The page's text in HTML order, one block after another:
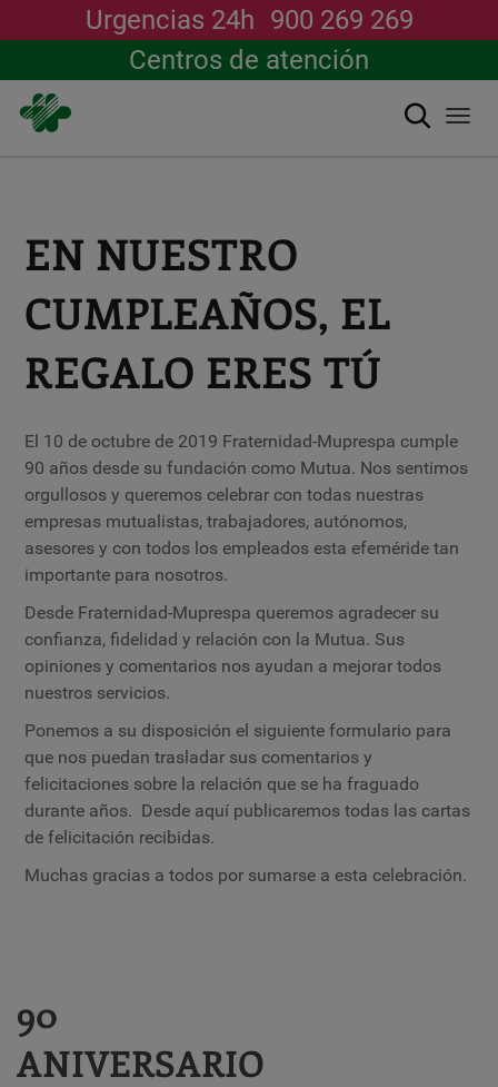
Urgencias 24h 900 269 269
Centros de atención
搜索
EN NUESTRO
CUMPLEAÑOS, EL
REGALO ERES TÚ
El 10 de octubre de 2019 Fraternidad-Muprespa cumple
90 años desde su fundación como Mutua. Nos sentimos
orgullosos y queremos celebrar con todas nuestras
empresas mutualistas, trabajadores, autónomos,
asesores y con todos los empleados esta efeméride tan
importante para nosotros.
Desde Fraternidad-Muprespa queremos agradecer su
confianza, fidelidad y relación con la Mutua. Sus
opiniones y comentarios nos ayudan a mejorar todos
nuestros servicios.
Ponemos a su disposición el siguiente formulario para
que nos puedan trasladar sus comentarios y
felicitaciones sobre la relación que se ha fraguado
durante años. Desde aquí publicaremos todas las cartas
de felicitación recibidas.
Muchas gracias a todos por sumarse a esta celebración.
90
ANIVERSARIO